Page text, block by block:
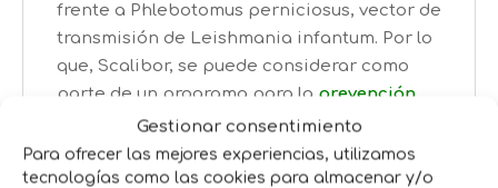
Gestionar consentimiento
Para ofrecer las mejores experiencias, utilizamos
tecnologías como las cookies para almacenar y/o
frente a Phlebotomus perniciosus, vector de
transmisión de Leishmania infantum. Por lo
que, Scalibor, se puede considerar como
parte de un programa para la prevención
de la infección de Leishmaniosis.
Características: